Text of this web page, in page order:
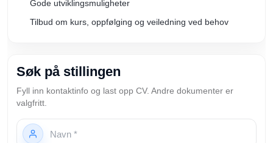
Gode utviklingsmuligheter
Tilbud om kurs, oppfølging og veiledning ved behov
Søk på stillingen
Fyll inn kontaktinfo og last opp CV. Andre dokumenter er
valgfritt.